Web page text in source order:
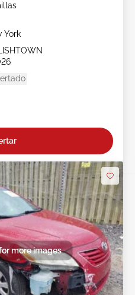
York
more images